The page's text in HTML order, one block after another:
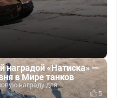
наградой «Натиска» —
в Мире танков
награду для...
5